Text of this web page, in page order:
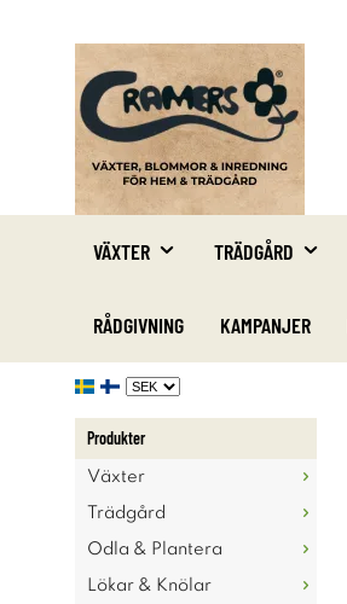
VÄXTER TRÄDGÅRD
RÅDGIVNING KAMPANJER
Produkter
Växter
Trädgård
Odla & Plantera
Lökar & Knölar